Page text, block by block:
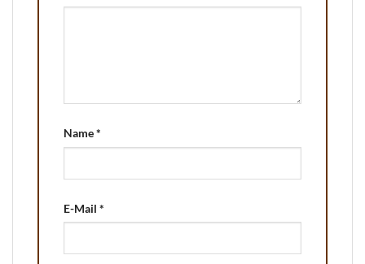
Name*
E-Mail *